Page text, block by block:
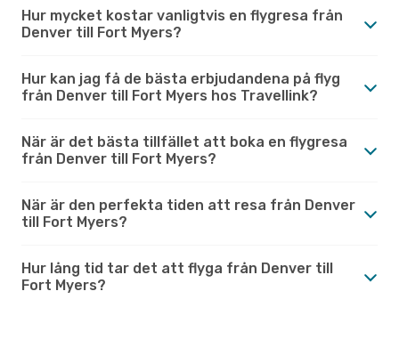
Hur mycket kostar vanligtvis en flygresa från
Denver till Fort Myers?
Hur kan jag få de bästa erbjudandena på flyg
från Denver till Fort Myers hos Travellink?
När är det bästa tillfället att boka en flygresa
från Denver till Fort Myers?
När är den perfekta tiden att resa från Denver
till Fort Myers?
Hur lång tid tar det att flyga från Denver till
Fort Myers?